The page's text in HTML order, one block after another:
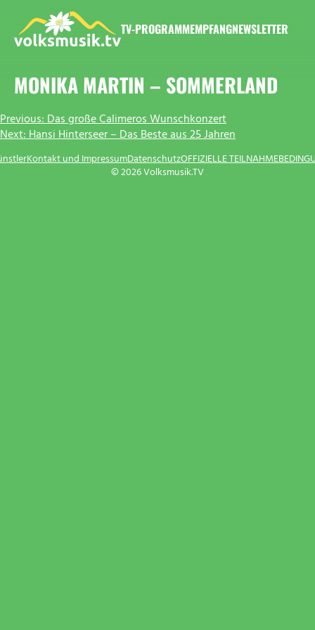
Inhalt
springen
TV-PROGRAMMEMPFANGNEWSLETTER
MONIKA MARTIN – SOMMERLAND
BEITRAGSNAVIGATION
Previous:Das große Calimeros Wunschkonzert
Next:Hansi Hinterseer – Das Beste aus 25 Jahren
© 2026 Volksmusik.TV
Kontakt und ImpressumDatenschutzOFFIZIELLE